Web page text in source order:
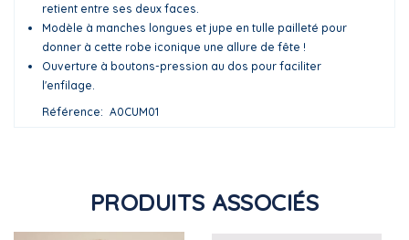
retient entre ses deux faces.
Modèle à manches longues et jupe en tulle pailleté pour
donner à cette robe iconique une allure de fête !
Ouverture à boutons-pression au dos pour faciliter
l'enfilage.
Référence
A0CUM01
PRODUITS ASSOCIÉS